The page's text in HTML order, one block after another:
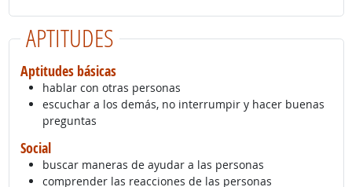
APTITUDES
Aptitudes básicas
hablar con otras personas
escuchar a los demás, no interrumpir y hacer buenas
preguntas
Social
buscar maneras de ayudar a las personas
comprender las reacciones de las personas